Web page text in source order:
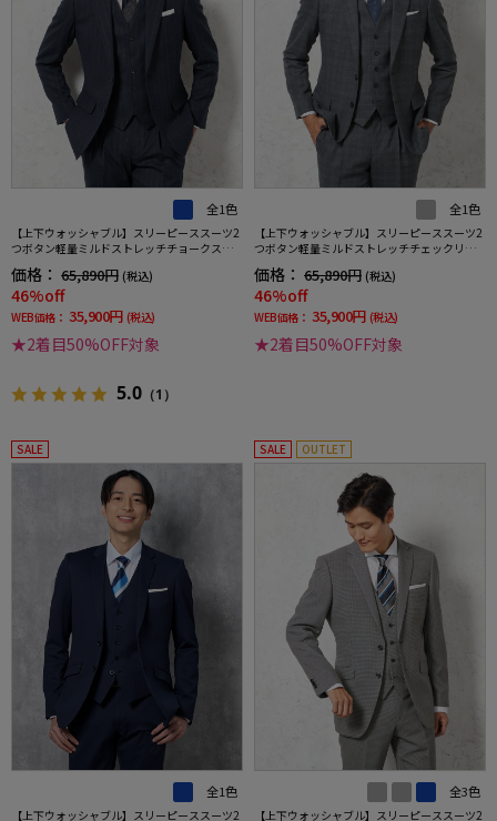
全1色
【上下ウォッシャブル】スリーピーススーツ2
つボタン軽量ミルドストレッチチョークスト
価格： 65,890円 (税込)
46%off
WEB価格： 35,900円 (税込)
★2着目50%OFF対象
5.0 （1）
全1色
【上下ウォッシャブル】スリーピーススーツ2
つボタン軽量ミルドストレッチチェックリッ
価格： 65,890円 (税込)
46%off
WEB価格： 35,900円 (税込)
★2着目50%OFF対象
SALE
全1色
【上下ウォッシャブル】スリーピーススーツ2
SALE OUTLET
全3色
【上下ウォッシャブル】スリーピーススーツ2